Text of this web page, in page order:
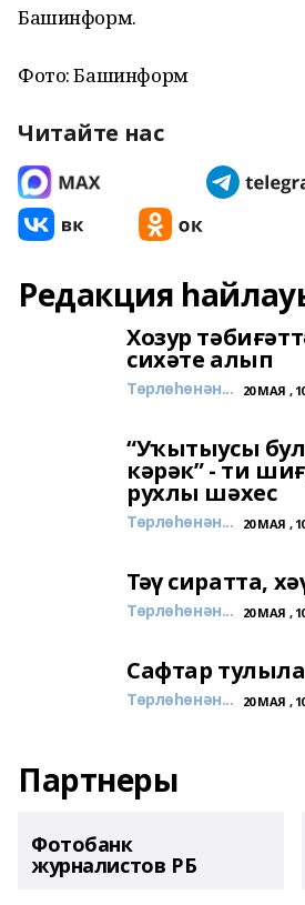
Башинформ.
Фото: Башинформ
Читайте нас
Редакция
Хозур
сихәте алып
Төрлөһөнән... 20 МАЯ ,
“Уҡытыусы
кәрәк” - ти
рухлы шәхес
Төрлөһөнән... 20 МАЯ ,
Тәү сиратта,
Төрлөһөнән... 20 МАЯ ,
Сафтар
Төрлөһөнән... 20 МАЯ ,
Партнеры
Фотобанк
журналистов РБ